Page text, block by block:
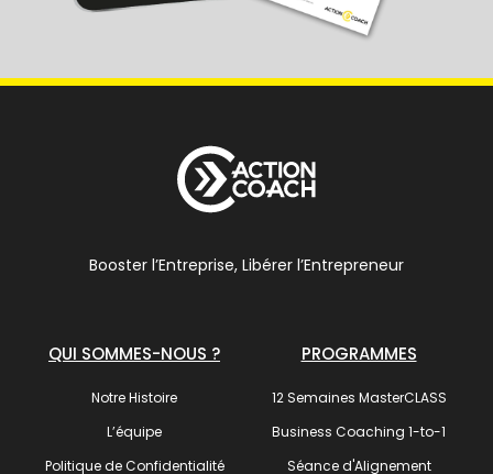
Booster l’Entreprise, Libérer l’Entrepreneur
QUI SOMMES-NOUS ?
Notre Histoire
L’équipe
Politique de Confidentialité
PROGRAMMES
12 Semaines MasterCLASS
Business Coaching 1-to-1
Séance d'Alignement